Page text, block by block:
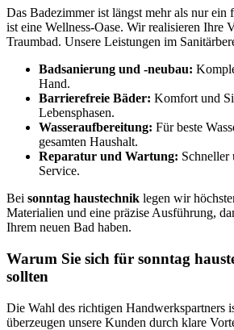
Das Badezimmer ist längst mehr als nur ein
ist eine Wellness-Oase. Wir realisieren Ihre
Traumbad. Unsere Leistungen im
Badsanierung und -neubau:
Hand.
Barrierefreie Bäder: Komfort und
Lebensphasen.
Wasseraufbereitung: Für beste
gesamten Haushalt.
Reparatur und Wartung: Schneller
Service.
Bei sonntag haustechnik legen wir
Materialien und eine präzise Ausführung,
Ihrem neuen Bad haben.
Warum Sie sich für sonntag
sollten
Die Wahl des richtigen Handwerkspartners
überzeugen unsere Kunden durch klare